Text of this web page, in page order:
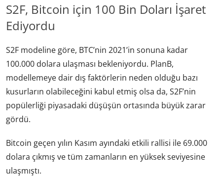
S2F, Bitcoin için 100 Bin Doları İşaret
Ediyordu
S2F modeline göre, BTC’nin 2021’in sonuna kadar
100.000 dolara ulaşması bekleniyordu. PlanB,
modellemeye dair dış faktörlerin neden olduğu bazı
kusurların olabileceğini kabul etmiş olsa da, S2F’nin
popülerliği piyasadaki düşüşün ortasında büyük zarar
gördü.
Bitcoin geçen yılın Kasım ayındaki etkili rallisi ile 69.000
dolara çıkmış ve tüm zamanların en yüksek seviyesine
ulaşmıştı.